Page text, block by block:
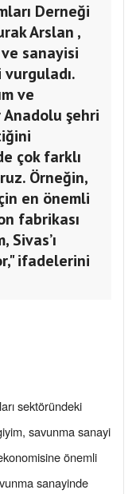
Derneği
Arslan ,
sanayisi
vurguladı.
ve
Anadolu şehri
çok farklı
Örneğin,
en önemli
fabrikası
Sivas’ı
ifadelerini
sektöründeki
savunma sanayi
önemli
sanayinde